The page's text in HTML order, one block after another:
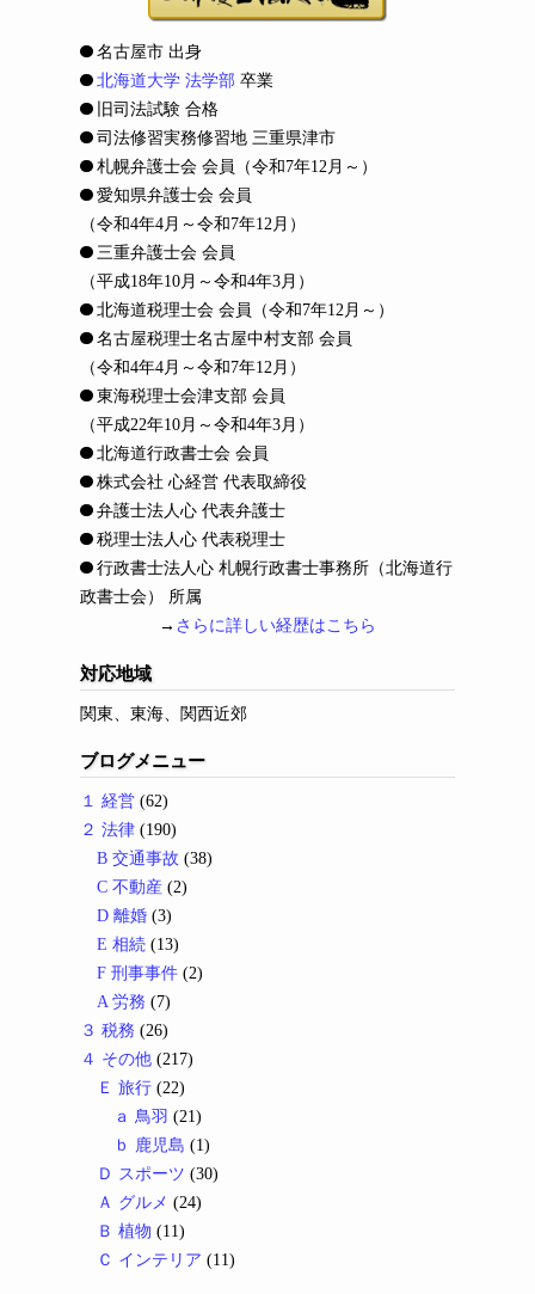
名古屋市 出身
北海道大学 法学部 卒業
旧司法試験 合格
司法修習実務修習地 三重県津市
札幌弁護士会 会員
（令和7年12月～）
愛知県弁護士会 会員
（令和4年4月～令和7年12月）
三重弁護士会 会員
（平成18年10月～令和4年3月）
北海道税理士会 会員
（令和7年12月～）
名古屋税理士名古屋中村支部 会員
（令和4年4月～令和7年12月）
東海税理士会津支部 会員
（平成22年10月～令和4年3月）
北海道行政書士会 会員
株式会社 心経営 代表取締役
弁護士法人心 代表弁護士
税理士法人心 代表税理士
行政書士法人心 札幌行政書士事務所（北海道行
政書士会） 所属
→ さらに詳しい経歴はこちら
対応地域
関東、東海、関西近郊
ブログメニュー
１ 経営 (62)
２ 法律 (190)
B 交通事故 (38)
C 不動産 (2)
D 離婚 (3)
E 相続 (13)
F 刑事事件 (2)
A 労務 (7)
３ 税務 (26)
４ その他 (217)
Ｅ 旅行 (22)
ａ 鳥羽 (21)
ｂ 鹿児島 (1)
Ｄ スポーツ (30)
Ａ グルメ (24)
Ｂ 植物 (11)
Ｃ インテリア (11)